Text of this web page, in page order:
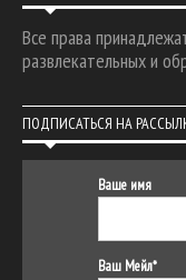
Все права
развлекательных и
ПОДПИСАТЬСЯ НА
Ваше имя
Ваш Мейл*